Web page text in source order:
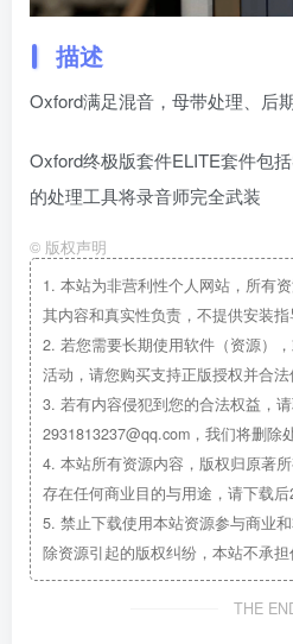
描述
Oxford满足混音，母带处理、后
Oxford终极版套件ELITE套件包
的处理工具将录音师完全武装
© 版权声明
1. 本站为非营利性个人网站，所有
其内容和真实性负责，不提供安装指
2. 若您需要长期使用软件（资源）
活动，请您购买支持正版授权并合法
3. 若有内容侵犯到您的合法权益，
2931813237@qq.com，我们将删除
4. 本站所有资源内容，版权归原著
存在任何商业目的与用途，请下载后
5. 禁止下载使用本站资源参与商业
除资源引起的版权纠纷，本站不承担
THE